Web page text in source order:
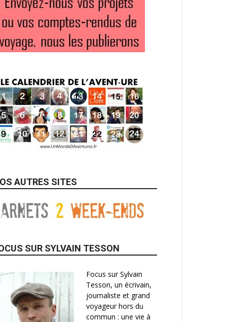
AUTRES SITES
SUR SYLVAIN TESSON
Focus sur Sylvain
Tesson, un écrivain,
journaliste et grand
voyageur hors du
commun : une vie à